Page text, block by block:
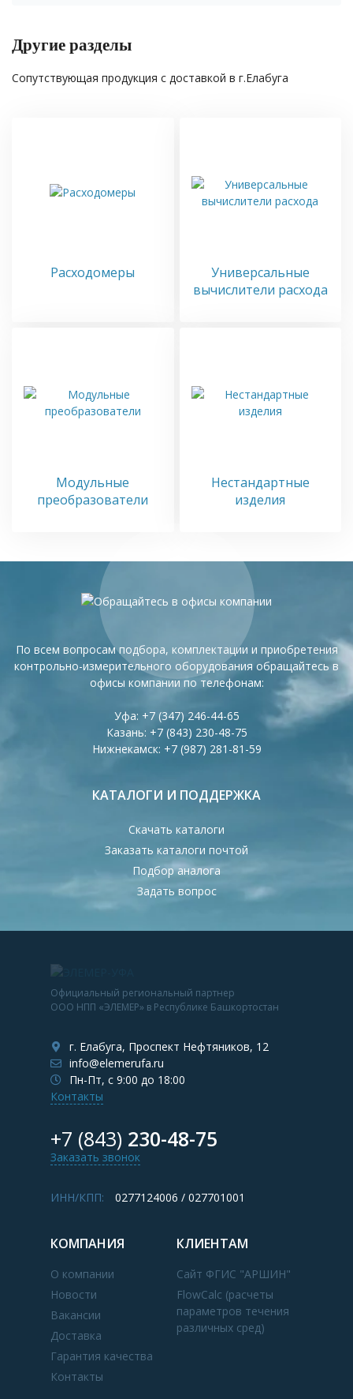
Другие разделы
Сопутствующая продукция с доставкой в г.Елабуга
Расходомеры
Универсальные
вычислители расхода
Модульные
преобразователи
Нестандартные
изделия
По всем вопросам подбора, комплектации и приобретения
контрольно-измерительного оборудования обращайтесь в
офисы компании по телефонам:
Уфа: +7 (347) 246-44-65
Казань: +7 (843) 230-48-75
Нижнекамск: +7 (987) 281-81-59
КАТАЛОГИ И ПОДДЕРЖКА
Скачать каталоги
Заказать каталоги почтой
Подбор аналога
Задать вопрос
Официальный региональный партнер
ООО НПП «ЭЛЕМЕР» в Республике Башкортостан
г. Елабуга, Проспект Нефтяников, 12
info@elemerufa.ru
Пн-Пт, с 9:00 до 18:00
Контакты
+7 (843) 230-48-75
Заказать звонок
ИНН/КПП: 0277124006 / 027701001
КОМПАНИЯ
О компании
Новости
Вакансии
Доставка
Гарантия качества
Контакты
КЛИЕНТАМ
Сайт ФГИС "АРШИН"
FlowCalc (расчеты
параметров течения
различных сред)